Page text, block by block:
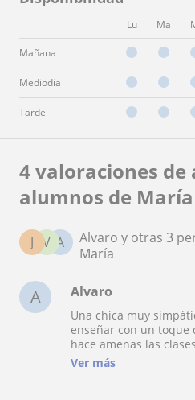
Lu Ma
Mañana
Mediodía
Tarde
4 valoraciones de
alumnos de María
A
V
J
Alvaro y otras 3
María
A Alvaro
Una chica muy
enseñar con un
hace amenas las
con buena energia
Ver más